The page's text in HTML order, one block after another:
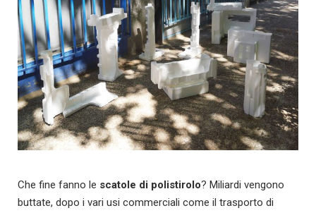
Che fine fanno le scatole di polistirolo? Miliardi vengono
buttate, dopo i vari usi commerciali come il trasporto di